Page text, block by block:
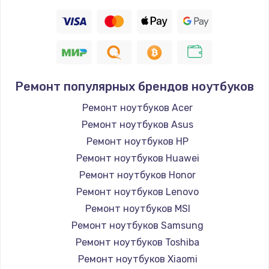
Заказать
Замена SSD
Заказать
Замена аккумулятора
690 руб.
Заказать
Замена клавиатуры
720 руб.
Заказать
Замена шим-контроллера
Ремонт популярных брендов ноутбуков
Ремонт ноутбуков Acer
Ремонт ноутбуков Asus
Ремонт ноутбуков HP
Ремонт ноутбуков Huawei
Ремонт ноутбуков Honor
Ремонт ноутбуков Lenovo
Ремонт ноутбуков MSI
Ремонт ноутбуков Samsung
Ремонт ноутбуков Toshiba
Ремонт ноутбуков Xiaomi